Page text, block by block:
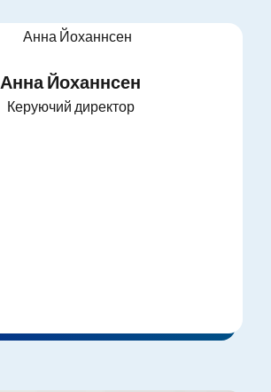
Анна Йоханнсен
Керуючий директор